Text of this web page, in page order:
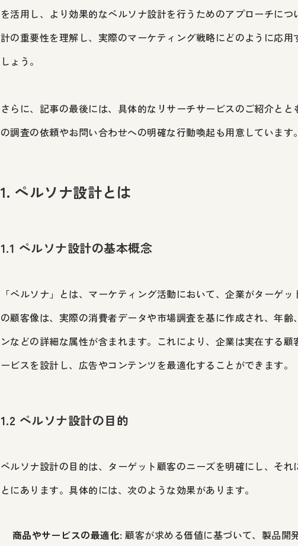
を活用し、より効果的なペルソナ設計を行うためのアプローチに
計の重要性を理解し、実際のマーケティング戦略にどのように応
しょう。
さらに、記事の最後には、具体的なリサーチサービスのご紹介と
の調査の依頼やお問い合わせへの明確な行動喚起も用意しています。
1. ペルソナ設計とは
1.1 ペルソナ設計の基本概念
「ペルソナ」とは、マーケティング活動において、企業がターゲ
の顧客像は、実際の消費者データや市場調査を基に作成され、年
ンなどの詳細な属性が含まれます。これにより、企業は実在する
ービスを設計し、広告やコンテンツを最適化することができます。
1.2 ペルソナ設計の目的
ペルソナ設計の目的は、ターゲット顧客のニーズを明確にし、そ
とにあります。具体的には、次のような効果があります。
商品やサービスの最適化: 顧客が求める価値に基づいて、製品開